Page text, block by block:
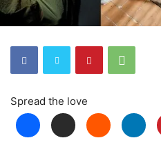
Spread the love